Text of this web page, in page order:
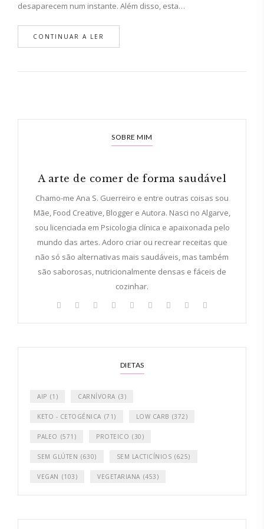
desaparecem num instante. Além disso, esta…
CONTINUAR A LER
SOBRE MIM
A arte de comer de forma saudável
Chamo-me Ana S. Guerreiro e entre outras coisas sou
Mãe, Food Creative, Blogger e Autora. Nasci no Algarve,
sou licenciada em Psicologia clínica e apaixonada pelo
mundo das artes. Adoro criar ou recrear receitas que
não só são alternativas mais saudáveis, mas também
são saborosas, nutricionalmente densas e fáceis de
cozinhar.
DIETAS
AIP (1) CARNÍVORA (3)
KETO - CETOGÉNICA (71) LOW CARB (372)
PALEO (571) PROTEICO (30)
SEM GLÚTEN (630) SEM LACTICÍNIOS (625)
VEGAN (103) VEGETARIANA (453)